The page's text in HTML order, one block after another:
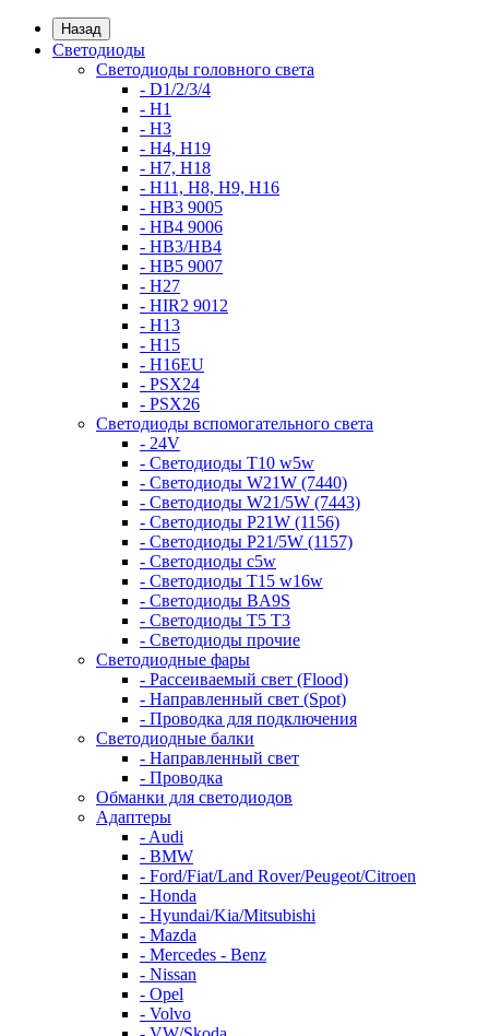
Назад
Светодиоды
Светодиоды головного света
- D1/2/3/4
- H1
- H3
- H4, H19
- H7, H18
- H11, H8, H9, H16
- HB3 9005
- HB4 9006
- HB3/HB4
- HB5 9007
- H27
- HIR2 9012
- H13
- H15
- H16EU
- PSX24
- PSX26
Светодиоды вспомогательного света
- 24V
- Светодиоды T10 w5w
- Светодиоды W21W (7440)
- Светодиоды W21/5W (7443)
- Светодиоды P21W (1156)
- Светодиоды P21/5W (1157)
- Светодиоды c5w
- Светодиоды T15 w16w
- Светодиоды BA9S
- Светодиоды T5 T3
- Светодиоды прочие
Светодиодные фары
- Рассеиваемый свет (Flood)
- Направленный свет (Spot)
- Проводка для подключения
Светодиодные балки
- Направленный свет
- Проводка
Обманки для светодиодов
Адаптеры
- Audi
- BMW
- Ford/Fiat/Land Rover/Peugeot/Citroen
- Honda
- Hyundai/Kia/Mitsubishi
- Mazda
- Mercedes - Benz
- Nissan
- Opel
- Volvo